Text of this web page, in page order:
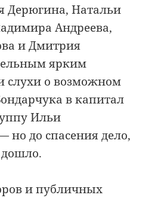
Дерюгина, Натальи
Андреева,
и Дмитрия
ярким
слухи о возможном
в капитал
Ильи
но до спасения дело,
дошло.
и публичных